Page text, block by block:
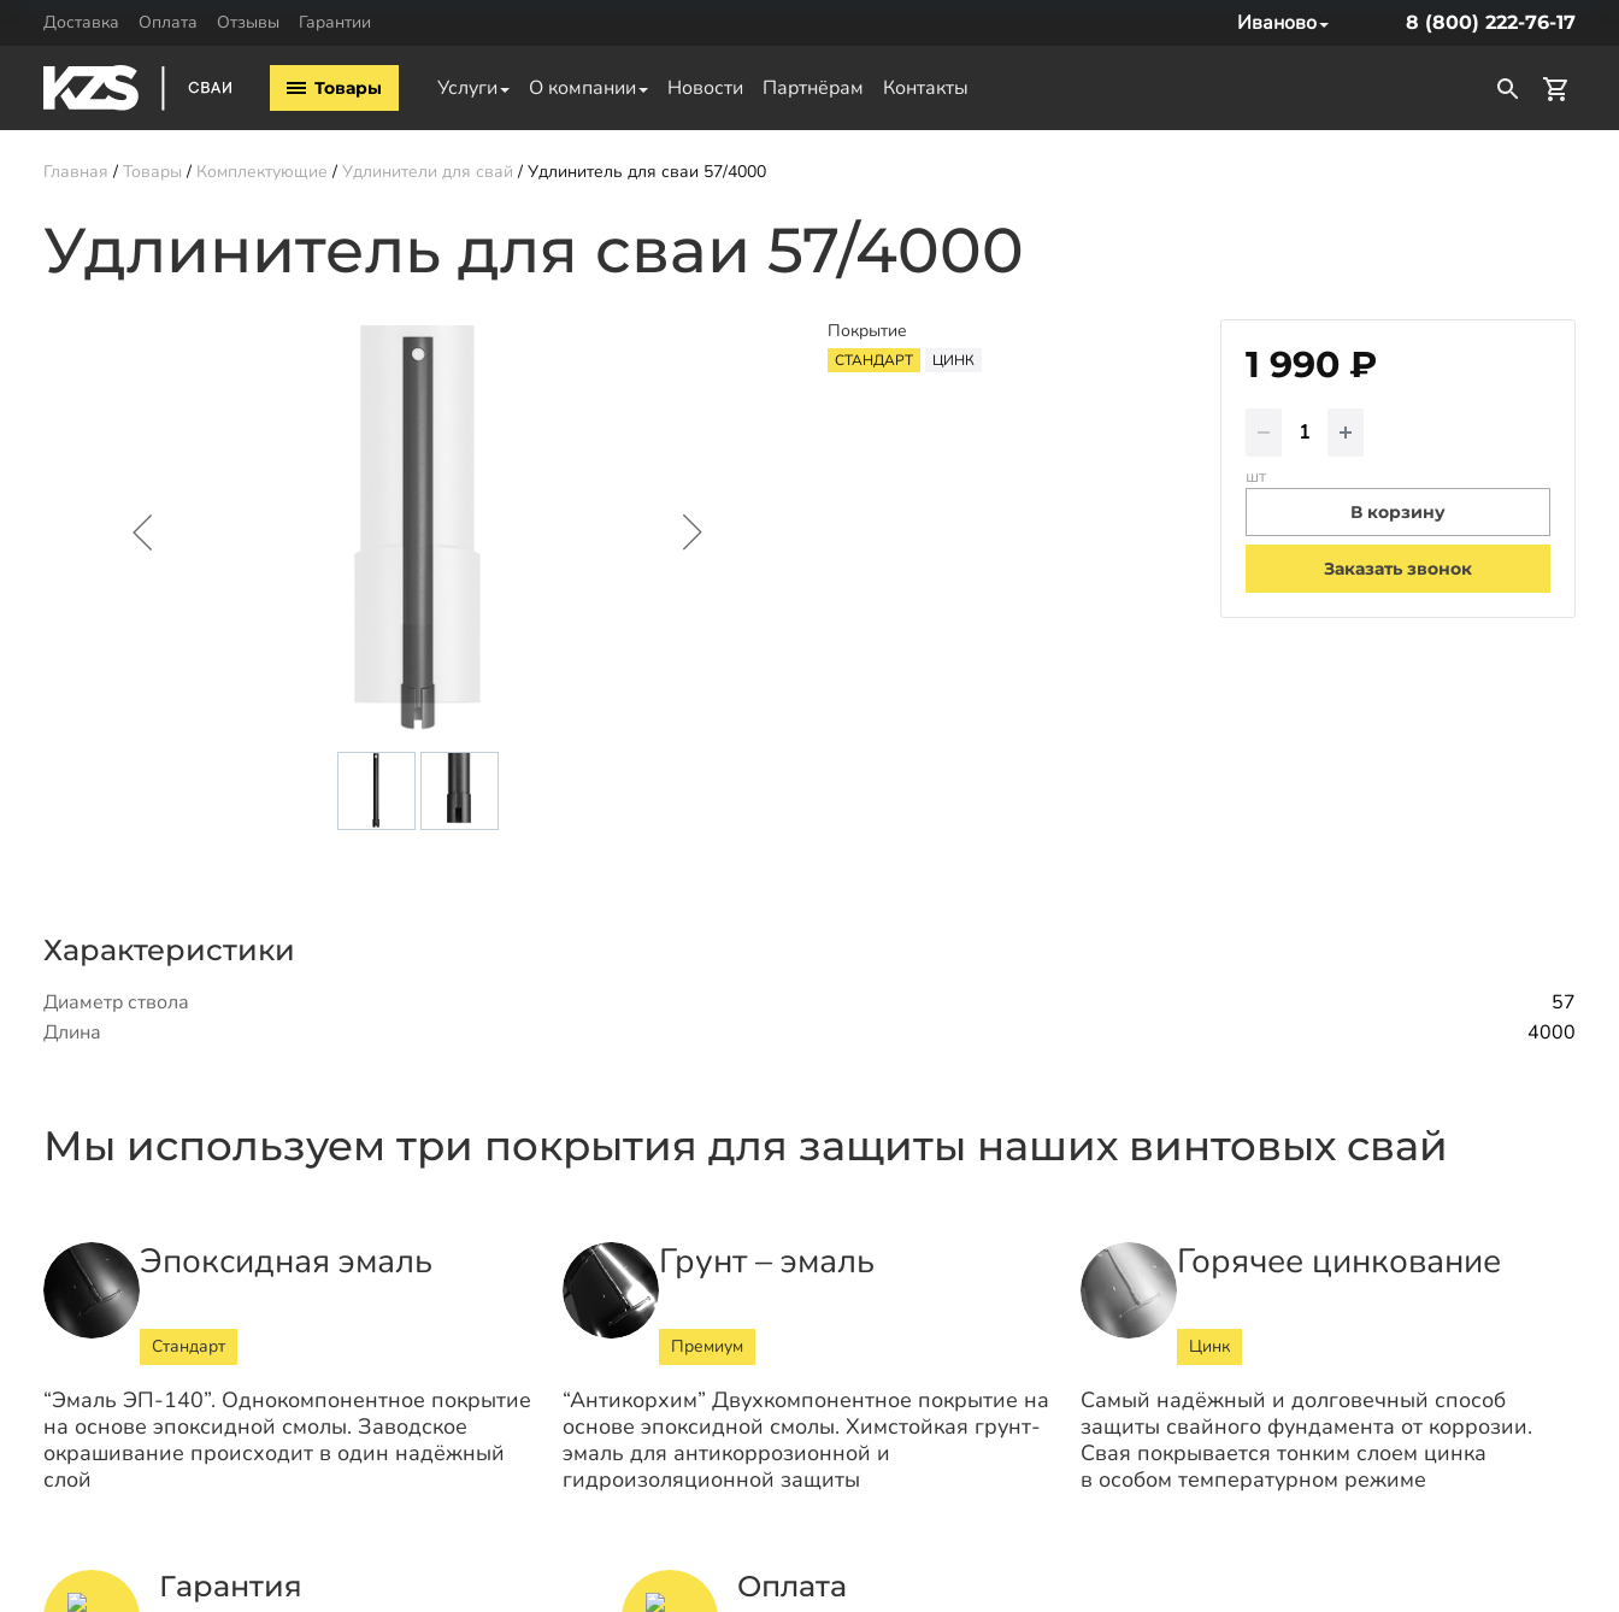
Доставка Оплата Отзывы Гарантии Иваново 8 (800) 222-76-17
Товары Услуги О компании Новости Партнёрам Контакты
Винтовые сваи 57мм
Винтовые сваи 108мм
Оголовки для винтовых свай
Заказать звонок
Главная Товары Комплектующие Удлинители для свай Удлинитель для сваи 57/4000
Удлинитель для сваи 57/4000
Покрытие
СТАНДАРТ ЦИНК 1 990 ₽
шт
В корзину
Заказать звонок
Характеристики
Диаметр ствола
57
Длина
4000
Мы используем три покрытия для защиты наших винтовых свай
Эпоксидная эмаль
Стандарт
“Эмаль ЭП-140”. Однокомпонентное покрытие
на основе эпоксидной смолы. Заводское
окрашивание происходит в один надёжный
слой
Грунт – эмаль
Премиум
“Антикорхим” Двухкомпонентное покрытие на
основе эпоксидной смолы. Химстойкая грунт-
эмаль для антикоррозионной и
гидроизоляционной защиты
Горячее цинкование
Цинк
Самый надёжный и долговечный способ
защиты свайного фундамента от коррозии.
Свая покрывается тонким слоем цинка
в особом температурном режиме
Гарантия Оплата